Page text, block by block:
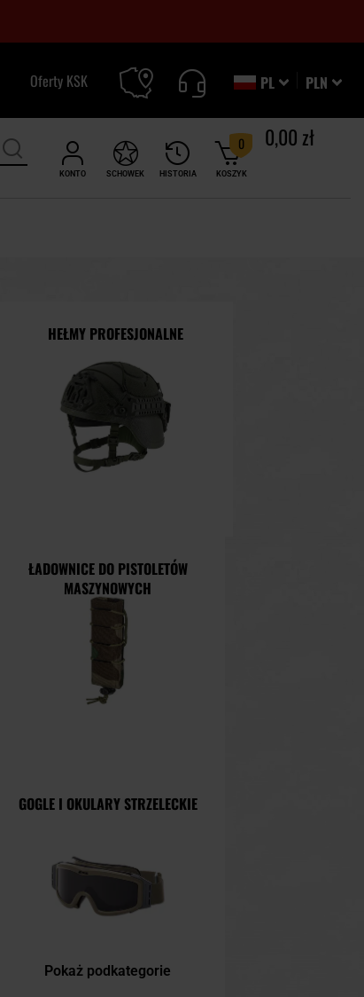
PLN
PL
Oferty KSK
KONTO HISTORIA
SCHOWEK KOSZYK
0 0,00 zł
HEŁMY PROFESJONALNE
ŁADOWNICE DO PISTOLETÓW
MASZYNOWYCH
GOGLE I OKULARY STRZELECKIE
Pokaż podkategorie